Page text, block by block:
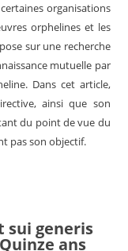
organisations
orphelines et les
sur une recherche
mutuelle par
Dans cet article,
ainsi que son
du point de vue du
pas son objectif.
sui generis
ans